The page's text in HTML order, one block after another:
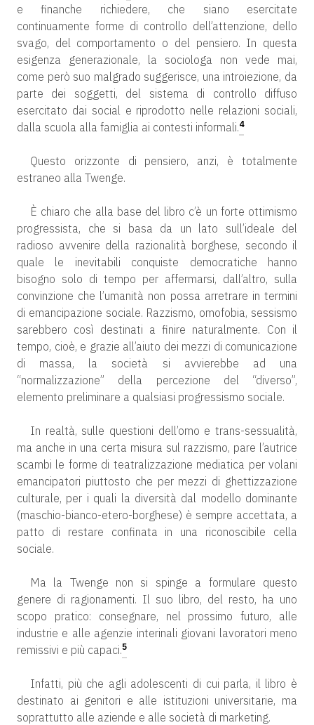
e finanche richiedere, che siano esercitate
continuamente forme di controllo dell’attenzione, dello
svago, del comportamento o del pensiero. In questa
esigenza generazionale, la sociologa non vede mai,
come però suo malgrado suggerisce, una introiezione, da
parte dei soggetti, del sistema di controllo diffuso
esercitato dai social e riprodotto nelle relazioni sociali,
dalla scuola alla famiglia ai contesti informali.4
Questo orizzonte di pensiero, anzi, è totalmente
estraneo alla Twenge.
È chiaro che alla base del libro c’è un forte ottimismo
progressista, che si basa da un lato sull’ideale del
radioso avvenire della razionalità borghese, secondo il
quale le inevitabili conquiste democratiche hanno
bisogno solo di tempo per affermarsi, dall’altro, sulla
convinzione che l’umanità non possa arretrare in termini
di emancipazione sociale. Razzismo, omofobia, sessismo
sarebbero così destinati a finire naturalmente. Con il
tempo, cioè, e grazie all’aiuto dei mezzi di comunicazione
di massa, la società si avvierebbe ad una
“normalizzazione” della percezione del “diverso”,
elemento preliminare a qualsiasi progressismo sociale.
In realtà, sulle questioni dell’omo e trans-sessualità,
ma anche in una certa misura sul razzismo, pare l’autrice
scambi le forme di teatralizzazione mediatica per volani
emancipatori piuttosto che per mezzi di ghettizzazione
culturale, per i quali la diversità dal modello dominante
(maschio-bianco-etero-borghese) è sempre accettata, a
patto di restare confinata in una riconoscibile cella
sociale.
Ma la Twenge non si spinge a formulare questo
genere di ragionamenti. Il suo libro, del resto, ha uno
scopo pratico: consegnare, nel prossimo futuro, alle
industrie e alle agenzie interinali giovani lavoratori meno
remissivi e più capaci.5
Infatti, più che agli adolescenti di cui parla, il libro è
destinato ai genitori e alle istituzioni universitarie, ma
soprattutto alle aziende e alle società di marketing.